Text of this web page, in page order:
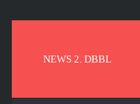
NEWS 2. DBBL